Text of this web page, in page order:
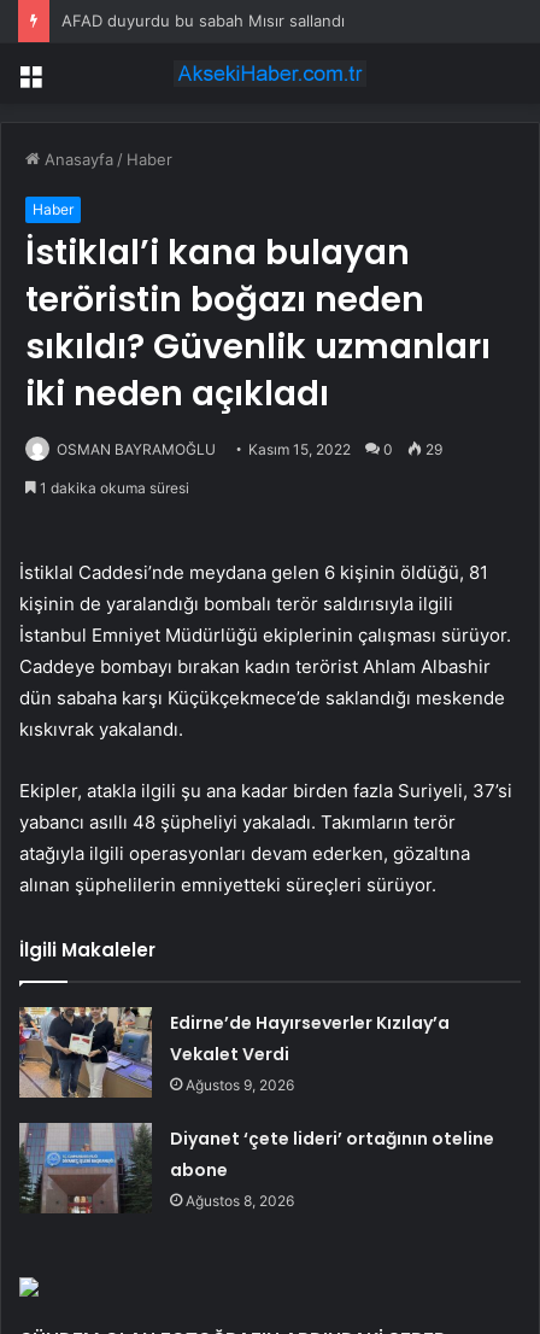
AFAD duyurdu bu sabah Mısır sallandı
Menü
Anasayfa / Haber
Haber
İstiklal’i kana bulayan
teröristin boğazı neden
sıkıldı? Güvenlik uzmanları
iki neden açıkladı
OSMAN BAYRAMOĞLU Kasım 15, 2022 0 29
1 dakika okuma süresi
İstiklal Caddesi’nde meydana gelen 6 kişinin öldüğü, 81
kişinin de yaralandığı bombalı terör saldırısıyla ilgili
İstanbul Emniyet Müdürlüğü ekiplerinin çalışması sürüyor.
Caddeye bombayı bırakan kadın terörist Ahlam Albashir
dün sabaha karşı Küçükçekmece’de saklandığı meskende
kıskıvrak yakalandı.
Ekipler, atakla ilgili şu ana kadar birden fazla Suriyeli, 37’si
yabancı asıllı 48 şüpheliyi yakaladı. Takımların terör
atağıyla ilgili operasyonları devam ederken, gözaltına
alınan şüphelilerin emniyetteki süreçleri sürüyor.
İlgili Makaleler
Edirne’de Hayırseverler Kızılay’a
Vekalet Verdi
Ağustos 9, 2026
Diyanet ‘çete lideri’ ortağının oteline
abone
Ağustos 8, 2026